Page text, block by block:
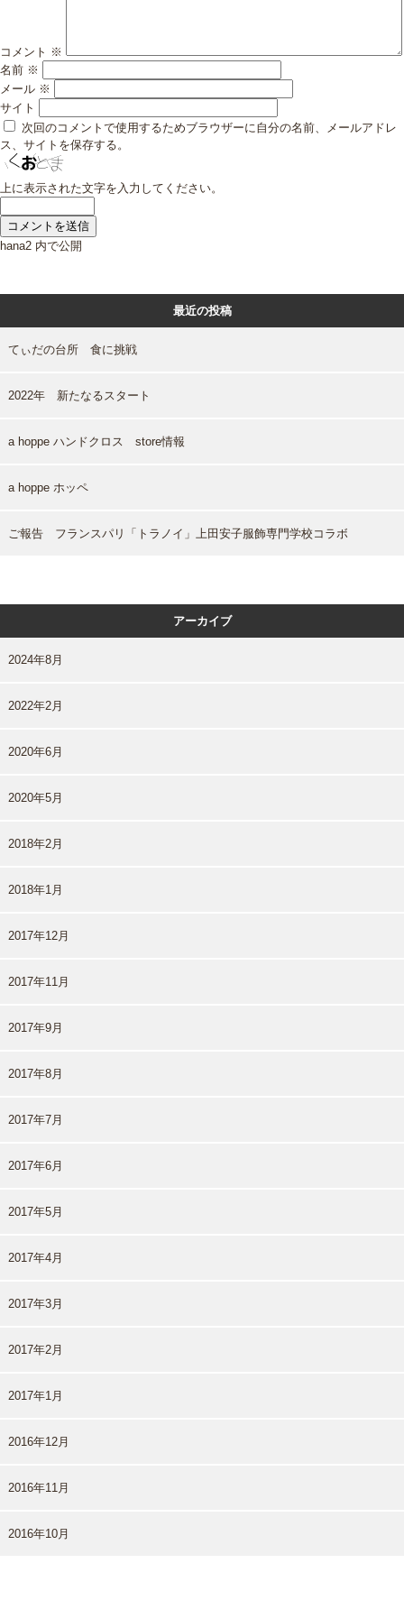
コメント ※
名前 ※
メール ※
サイト
次回のコメントで使用するためブラウザーに自分の名前、メールアドレ
ス、サイトを保存する。
上に表示された文字を入力してください。
投
ビ
ー
シ
hana2 内で公開
最近の投稿
てぃだの台所 食に挑戦
2022年 新たなるスタート
a hoppe ハンドクロス store情報
a hoppe ホッペ
ご報告 フランスパリ「トラノイ」上田安子服飾専門学校コラボ
アーカイブ
2024年8月
2022年2月
2020年6月
2020年5月
2018年2月
2018年1月
2017年12月
2017年11月
2017年9月
2017年8月
2017年7月
2017年6月
2017年5月
2017年4月
2017年3月
2017年2月
2017年1月
2016年12月
2016年11月
2016年10月